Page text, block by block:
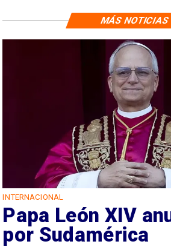
INTERNACIONAL
Papa León XIV
por Sudamérica
MÁS NOTICIAS